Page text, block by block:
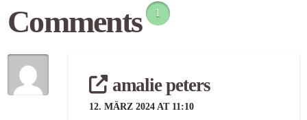
Comments 1
amalie peters
12. MÄRZ 2024 AT 11:10